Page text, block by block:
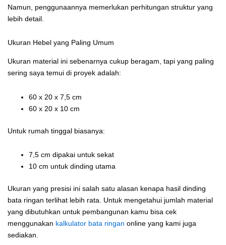
Namun, penggunaannya memerlukan perhitungan struktur yang
lebih detail.
Ukuran Hebel yang Paling Umum
Ukuran material ini sebenarnya cukup beragam, tapi yang paling
sering saya temui di proyek adalah:
60 x 20 x 7,5 cm
60 x 20 x 10 cm
Untuk rumah tinggal biasanya:
7,5 cm dipakai untuk sekat
10 cm untuk dinding utama
Ukuran yang presisi ini salah satu alasan kenapa hasil dinding
bata ringan terlihat lebih rata. Untuk mengetahui jumlah material
yang dibutuhkan untuk pembangunan kamu bisa cek
menggunakan kalkulator bata ringan online yang kami juga
sediakan.